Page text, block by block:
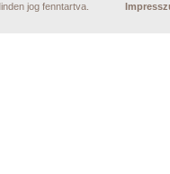
jog fenntartva.